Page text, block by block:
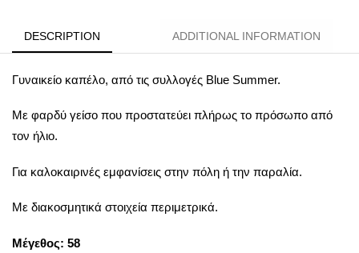
DESCRIPTION ADDITIONAL INFORMATION
Γυναικείο καπέλο, από τις συλλογές Blue Summer.
Με φαρδύ γείσο που προστατεύει πλήρως το πρόσωπο από
τον ήλιο.
Για καλοκαιρινές εμφανίσεις στην πόλη ή την παραλία.
Με διακοσμητικά στοιχεία περιμετρικά.
Μέγεθος: 58